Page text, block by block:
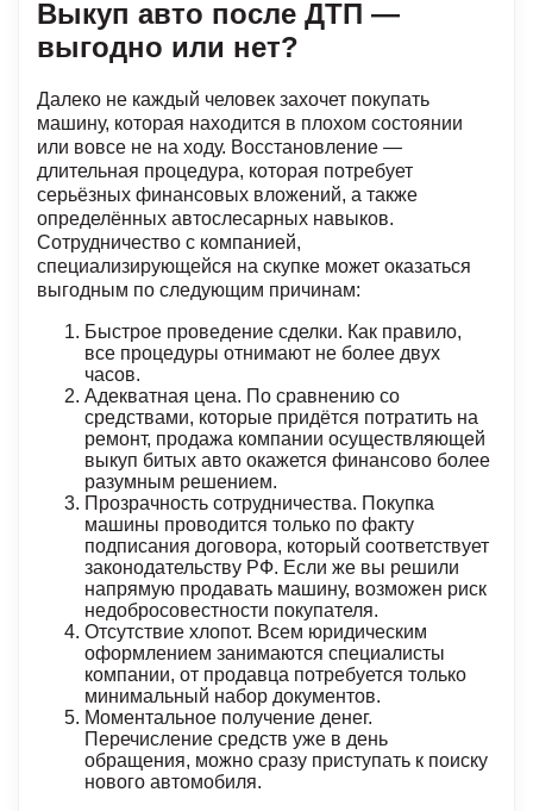
Выкуп авто после ДТП —
выгодно или нет?
Далеко не каждый человек захочет покупать
машину, которая находится в плохом состоянии
или вовсе не на ходу. Восстановление —
длительная процедура, которая потребует
серьёзных финансовых вложений, а также
определённых автослесарных навыков.
Сотрудничество с компанией,
специализирующейся на скупке может оказаться
выгодным по следующим причинам:
Быстрое проведение сделки. Как правило,
все процедуры отнимают не более двух
часов.
Адекватная цена. По сравнению со
средствами, которые придётся потратить на
ремонт, продажа компании осуществляющей
выкуп битых авто окажется финансово более
разумным решением.
Прозрачность сотрудничества. Покупка
машины проводится только по факту
подписания договора, который соответствует
законодательству РФ. Если же вы решили
напрямую продавать машину, возможен риск
недобросовестности покупателя.
Отсутствие хлопот. Всем юридическим
оформлением занимаются специалисты
компании, от продавца потребуется только
минимальный набор документов.
Моментальное получение денег.
Перечисление средств уже в день
обращения, можно сразу приступать к поиску
нового автомобиля.